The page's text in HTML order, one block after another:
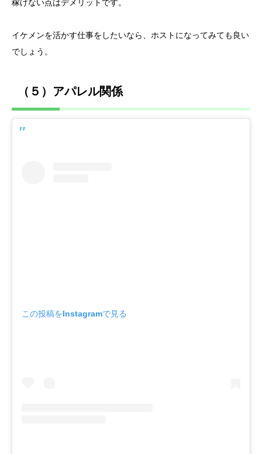
稼げない点はデメリットです。
イケメンを活かす仕事をしたいなら、ホストになってみても良い
でしょう。
（５）アパレル関係
この投稿をInstagramで見る